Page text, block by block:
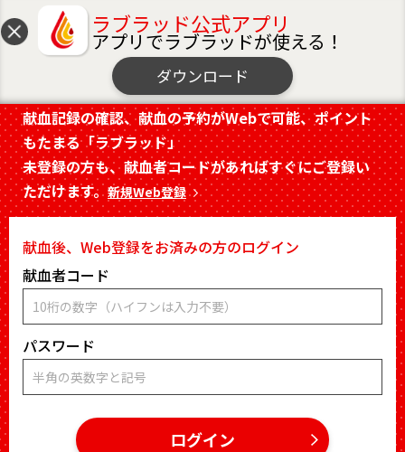
ラブラッド公式アプリ
アプリでラブラッドが使える！
ダウンロード
献血Web会員サービス ラブラッド
献血記録の確認、献血の予約がWebで可能、ポイント
もたまる「ラブラッド」
未登録の方も、献血者コードがあればすぐにご登録い
ただけます。 新規Web登録
献血後、Web登録をお済みの方のログイン
献血者コード
パスワード
ログイン